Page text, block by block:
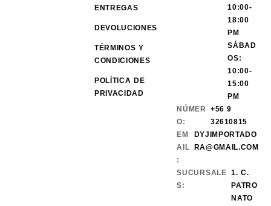
ENTREGAS
DEVOLUCIONES
TÉRMINOS Y
CONDICIONES
POLÍTICA DE
PRIVACIDAD
10:00-
18:00
PM
SÁBAD
OS:
10:00-
15:00
PM
NÚMER
O:
+56 9
32610815
EM
AIL
:
DYJIMPORTADO
RA@GMAIL.COM
SUCURSALE
S:
1. C.
PATRO
NATO